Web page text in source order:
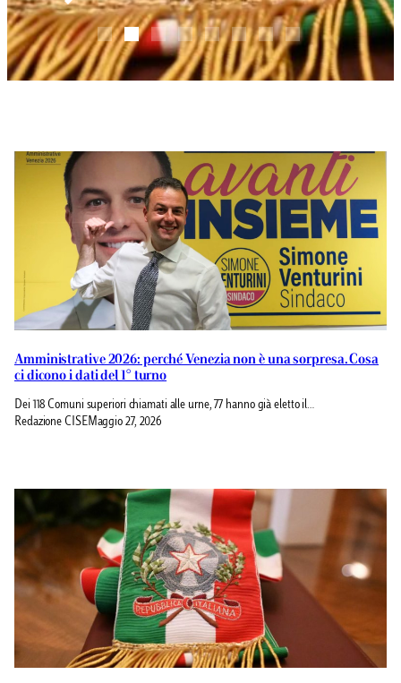
Amministrative 2026: perché Venezia non è una sorpresa. Cosa
ci dicono i dati del 1° turno
Dei 118 Comuni superiori chiamati alle urne, 77 hanno già eletto il…
Redazione CISEMaggio 27, 2026